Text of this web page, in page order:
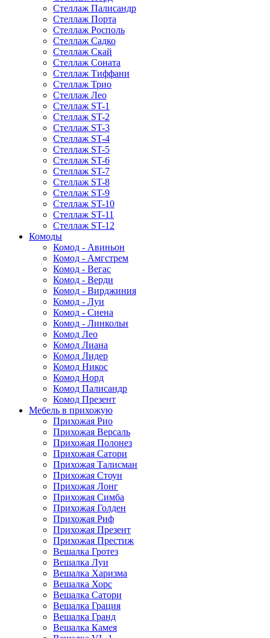
Стеллаж Палисандр
Стеллаж Порта
Стеллаж Росполь
Стеллаж Садко
Стеллаж Скай
Стеллаж Соната
Стеллаж Тиффани
Стеллаж Трио
Стеллаж Лео
Стеллаж ST-1
Стеллаж ST-2
Стеллаж ST-3
Стеллаж ST-4
Стеллаж ST-5
Стеллаж ST-6
Стеллаж ST-7
Стеллаж ST-8
Стеллаж ST-9
Стеллаж ST-10
Стеллаж ST-11
Стеллаж ST-12
Комоды
Комод - Авиньон
Комод - Амгстрем
Комод - Вегас
Комод - Верди
Комод - Вирджиния
Комод - Луи
Комод - Сиена
Комод - Линкольн
Комод Лео
Комод Лиана
Комод Лидер
Комод Никос
Комод Норд
Комод Палисандр
Комод Презент
Мебель в прихожую
Прихожая Рио
Прихожая Версаль
Прихожая Полонез
Прихожая Сатори
Прихожая Талисман
Прихожая Стоун
Прихожая Лонг
Прихожая Симба
Прихожая Голден
Прихожая Риф
Прихожая Презент
Прихожая Престиж
Вешалка Гротез
Вешалка Луи
Вешалка Харизма
Вешалка Хорс
Вешалка Сатори
Вешалка Грация
Вешалка Гранд
Вешалка Камея